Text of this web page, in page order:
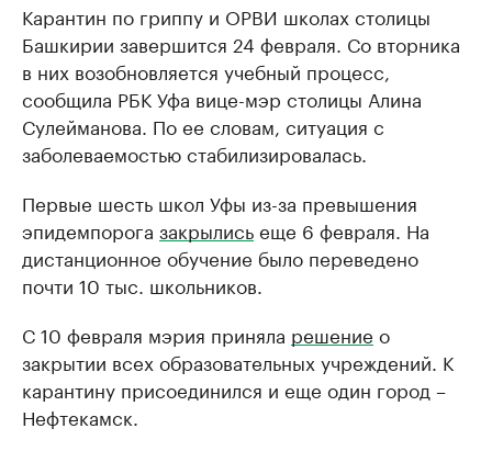
Карантин по гриппу и ОРВИ школах столицы
Башкирии завершится 24 февраля. Со вторника
в них возобновляется учебный процесс,
сообщила РБК Уфа вице-мэр столицы Алина
Сулейманова. По ее словам, ситуация с
заболеваемостью стабилизировалась.
Первые шесть школ Уфы из-за превышения
эпидемпорога закрылисьеще 6 февраля. На
дистанционное обучение было переведено
почти 10 тыс. школьников.
С 10 февраля мэрия приняла решение о
закрытии всех образовательных учреждений. К
карантину присоединился и еще один город –
Нефтекамск.